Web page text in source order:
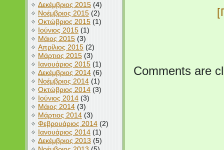
Δεκέμβριος 2015(4)
Νοέμβριος 2015(2)
Οκτώβριος 2015(1)
Ιούνιος 2015(1)
Μάιος 2015(3)
Απρίλιος 2015(2)
Μάρτιος 2015(3)
Ιανουάριος 2015(1)
Δεκέμβριος 2014(6)
Νοέμβριος 2014(1)
Οκτώβριος 2014(3)
Ιούνιος 2014(3)
Μάιος 2014(3)
Μάρτιος 2014(3)
Φεβρουάριος 2014(2)
Ιανουάριος 2014(1)
Δεκέμβριος 2013 (5)
Comments are